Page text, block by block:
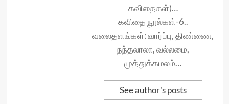
கவிதைகள்)…
கவிதை நூல்கள்-6..
வலைதளங்கள்: வார்ப்பு, திண்ணை,
நந்தலாலா, வல்லமை,
முத்துக்கமலம்…
See author's posts